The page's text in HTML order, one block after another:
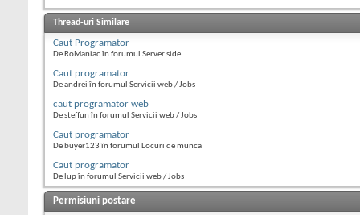
Thread-uri Similare
Caut Programator
De RoManiac în forumul Server side
Caut programator
De andrei în forumul Servicii web / Jobs
caut programator web
De steffun în forumul Servicii web / Jobs
Caut programator
De buyer123 în forumul Locuri de munca
Caut programator
De lup în forumul Servicii web / Jobs
Permisiuni postare